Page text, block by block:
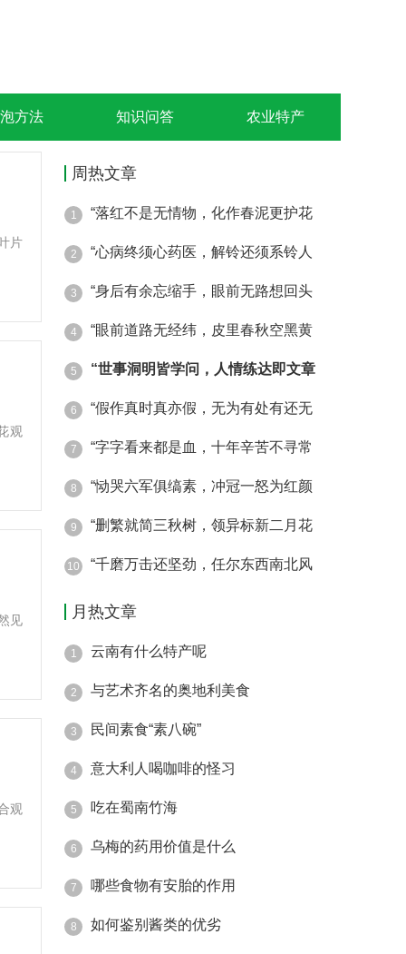
方法 知识问答 农业特产
片
观
见
观
周热文章
1 “落红不是无情物，化作春泥更护花
2 “心病终须心药医，解铃还须系铃人
3 “身后有余忘缩手，眼前无路想回头
4 “眼前道路无经纬，皮里春秋空黑黄
5 “世事洞明皆学问，人情练达即文章
6 “假作真时真亦假，无为有处有还无
7 “字字看来都是血，十年辛苦不寻常
8 “恸哭六军俱缟素，冲冠一怒为红颜
9 “删繁就简三秋树，领异标新二月花
10 “千磨万击还坚劲，任尔东西南北风
月热文章
1 云南有什么特产呢
2 与艺术齐名的奥地利美食
3 民间素食“素八碗”
4 意大利人喝咖啡的怪习
5 吃在蜀南竹海
6 乌梅的药用价值是什么
7 哪些食物有安胎的作用
8 如何鉴别酱类的优劣